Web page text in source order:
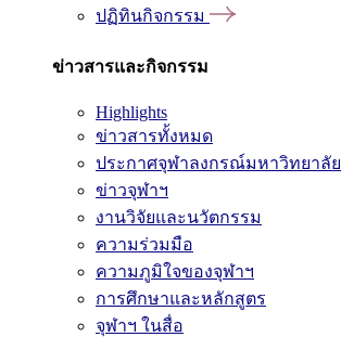
ปฏิทินกิจกรรม
ข่าวสารและกิจกรรม
Highlights
ข่าวสารทั้งหมด
ประกาศจุฬาลงกรณ์มหาวิทยาลัย
ข่าวจุฬาฯ
งานวิจัยและนวัตกรรม
ความร่วมมือ
ความภูมิใจของจุฬาฯ
การศึกษาและหลักสูตร
จุฬาฯ ในสื่อ